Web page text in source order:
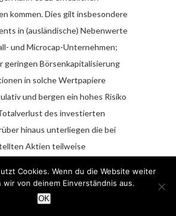
kommen. Dies gilt insbesondere
in (ausländische) Nebenwerte
und Microcap-Unternehmen;
geringen Börsenkapitalisierung
in solche Wertpapiere
und bergen ein hohes Risiko
des investierten
hinaus unterliegen die bei
Aktien teilweise
für den deutschsprachigen Raum
Hintergrundinformationen,
Cookies. Wenn du die Website weiter
von deinem Einverständnis aus.
OK